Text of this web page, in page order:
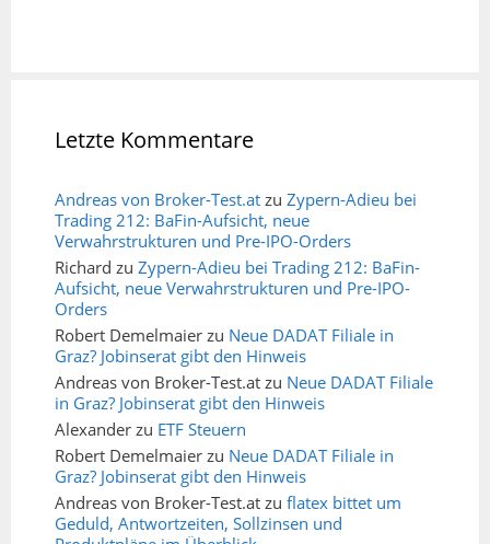
Letzte Kommentare
Andreas von Broker-Test.at zu Zypern-Adieu bei
Trading 212: BaFin-Aufsicht, neue
Verwahrstrukturen und Pre-IPO-Orders
Richard zu Zypern-Adieu bei Trading 212: BaFin-
Aufsicht, neue Verwahrstrukturen und Pre-IPO-
Orders
Robert Demelmaier zu Neue DADAT Filiale in
Graz? Jobinserat gibt den Hinweis
Andreas von Broker-Test.at zu Neue DADAT Filiale
in Graz? Jobinserat gibt den Hinweis
Alexander zu ETF Steuern
Robert Demelmaier zu Neue DADAT Filiale in
Graz? Jobinserat gibt den Hinweis
Andreas von Broker-Test.at zu flatex bittet um
Geduld, Antwortzeiten, Sollzinsen und